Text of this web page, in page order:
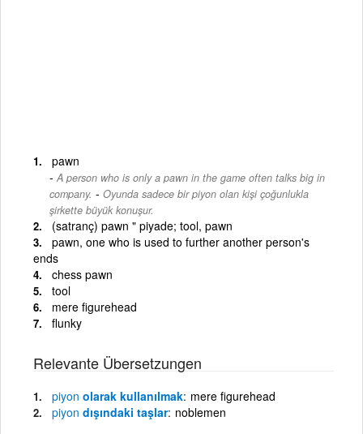
pawn
A person who is only a pawn in the game often talks big in
company. - Oyunda sadece bir piyon olan kişi çoğunlukla
şirkette büyük konuşur.
(satranç) pawn " piyade; tool, pawn
pawn, one who is used to further another person's
ends
chess pawn
tool
mere figurehead
flunky
Relevante Übersetzungen
piyon olarak kullanılmak mere figurehead
piyon dışındaki taşlar noblemen